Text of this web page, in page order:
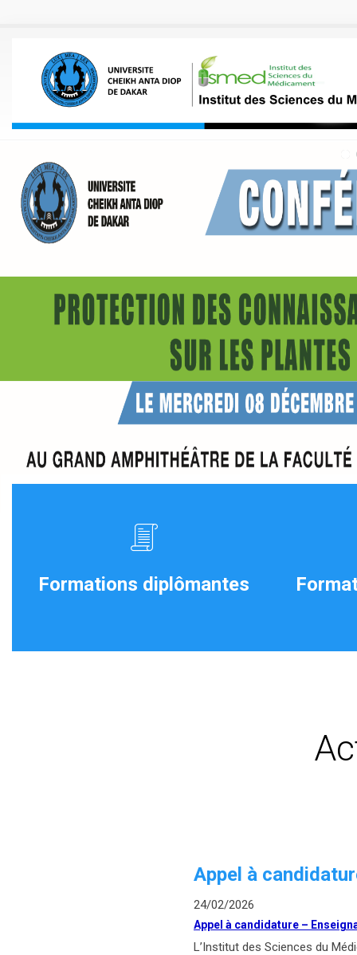
Formations diplômantes
Appel à
24/02/2026
Appel à candidature –
L’Institut des Sciences du